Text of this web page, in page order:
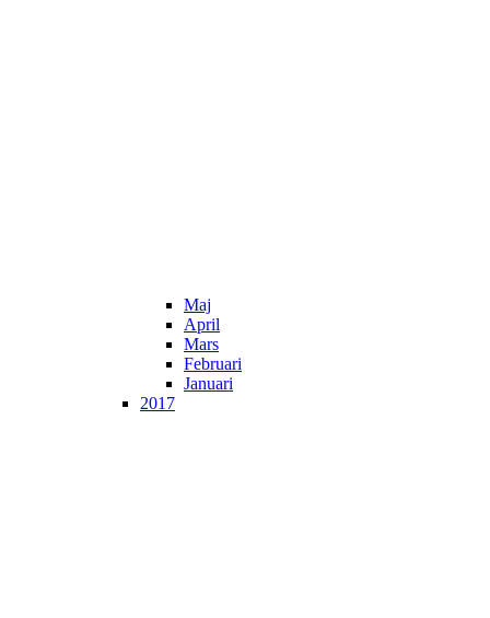
Maj
April
Mars
Februari
Januari
2017